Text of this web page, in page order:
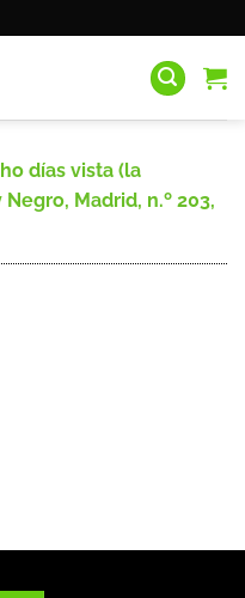
días vista (la
Madrid, n.º 203,